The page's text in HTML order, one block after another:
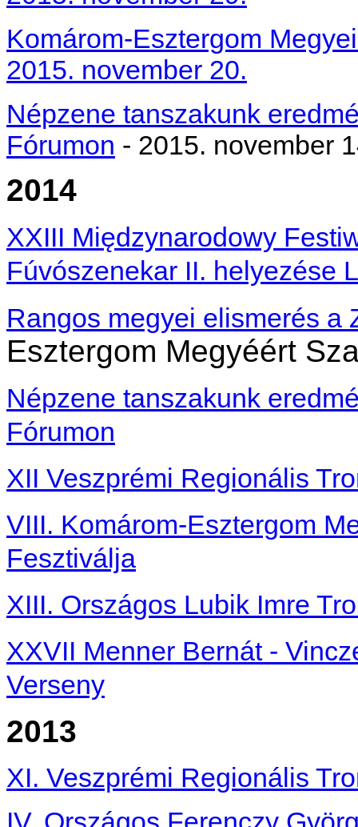
Komárom-Esztergom
2015. november 20.
Népzene tanszakunk
Fórumon - 2015. november
2014
XXIII Międzynarodowy
Fúvószenekar II. helyezése
Rangos megyei elismerés a
Esztergom Megyéért
Népzene tanszakunk
Fórumon
XII Veszprémi Regionális
VIII. Komárom-Esztergom
Fesztiválja
XIII. Országos Lubik Imre
XXVII Menner Bernát -
Verseny
2013
XI. Veszprémi Regionális